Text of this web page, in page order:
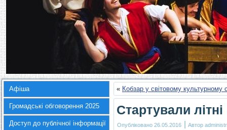
Афіша
Громадські обговорення 2025
Доступ до публічної інформації
« Кобзар у світовому культурному
Стартували
Опубліковано 26.05.2016 | Автор